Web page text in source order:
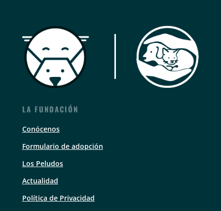
LA FUNDACIÓN
Conócenos
Formulario de adopción
Los Peludos
Actualidad
Política de Privacidad